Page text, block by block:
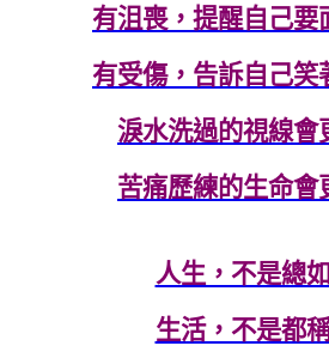
有沮喪，提醒自己要
有受傷，告訴自己笑
淚水洗過的視線會
苦痛歷練的生命會
人生，不是總
生活，不是都